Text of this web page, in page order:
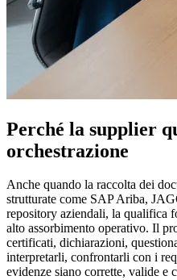
Perché la supplier
orchestrazione
Anche quando la raccolta dei
strutturate come SAP Ariba,
repository aziendali, la qualifica
alto assorbimento operativo. Il
certificati, dichiarazioni,
interpretarli, confrontarli con i
evidenze siano corrette, valide e